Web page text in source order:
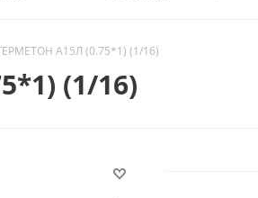
А15Л (0.75*1) (1/16)
(1/16)